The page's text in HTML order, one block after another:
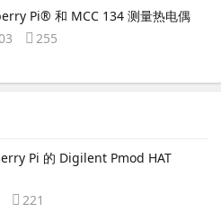
Pi® 和 MCC 134 测量热电偶
255
Pi 的 Digilent Pmod HAT
221